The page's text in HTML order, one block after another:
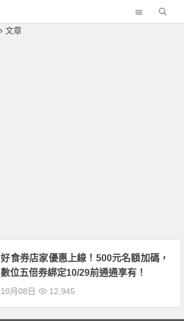
文章
好食券店家優惠上線！500元名額加碼，
數位五倍券綁定10/29前通通享有！
10月08日 12,945